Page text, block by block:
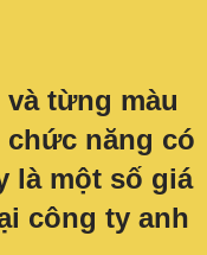
từng màu
chức năng có
là một số giá
công ty anh